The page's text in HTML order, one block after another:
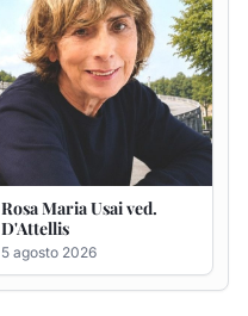
Rosa Maria Usai ved.
D'Attellis
5 agosto 2026